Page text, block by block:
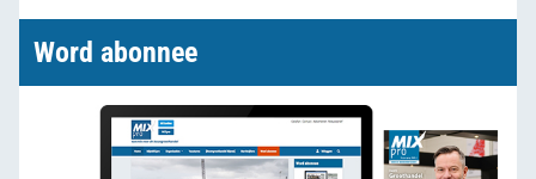
Word abonnee